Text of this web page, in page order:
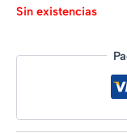
Sin existencias